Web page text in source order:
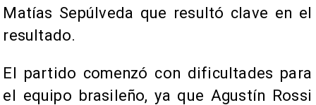
Matías Sepúlveda que resultó clave en el
resultado.
El partido comenzó con dificultades para
el equipo brasileño, ya que Agustín Rossi